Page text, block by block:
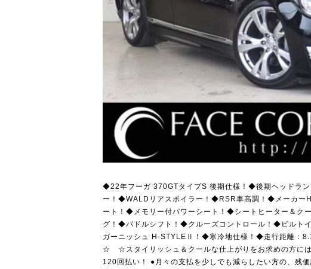
◆22年フーガ 370GTタイプS 後期仕様！◆後期ヘッドラ
ー！◆WALDリアスポイラー！◆RSR車高調！◆メーカー
ート！◆メモリー付パワーシート！◆シートヒーター＆ク
グ！◆パドルシフト！◆クルーズコントロール！◆ビルト
ガーニッシュ H-STYLEⅡ！◆寒冷地仕様！◆走行距離：
☆ ☆スタイリッシュ＆クールな仕上がりをお求めの方に
120回払い！ ●月々の支払を少しでも減らしたい方の、残